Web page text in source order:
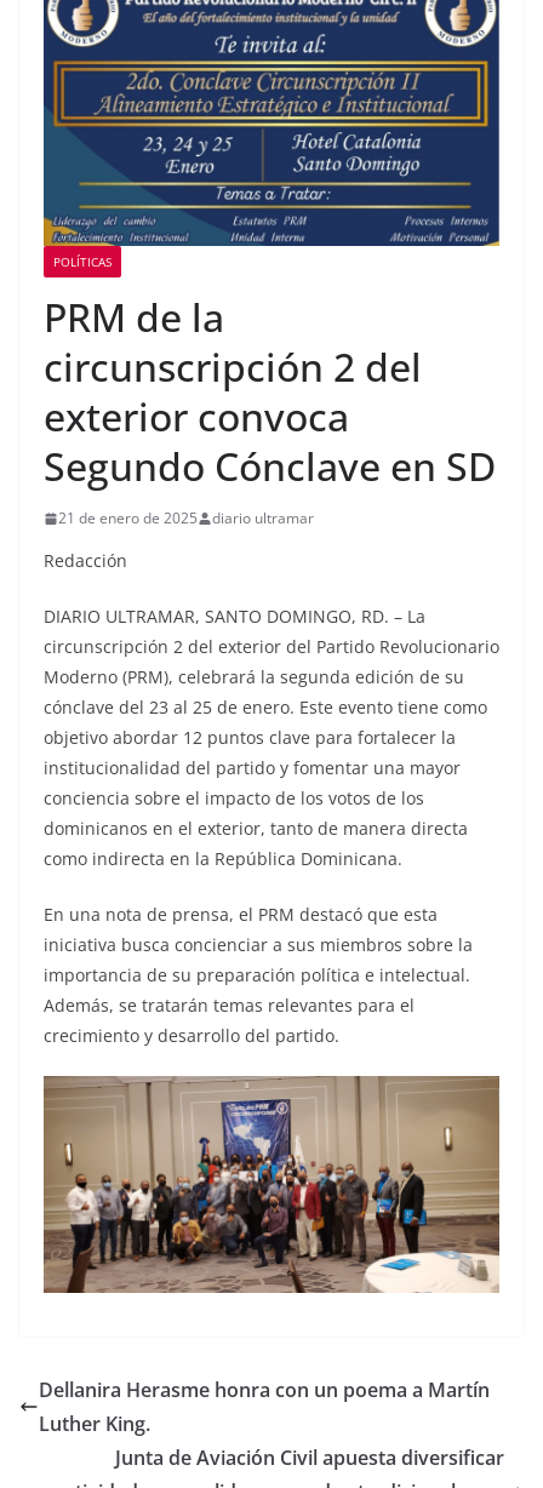
Consulado General de la
República Dominicana en
Miami y Broward
International University
suscriben acuerdo de
colaboración académica
POLÍTICAS
PRM de la
circunscripción 2 del
exterior convoca
Segundo Cónclave en SD
21 de enero de 2025 diario ultramar
Redacción
DIARIO ULTRAMAR, SANTO DOMINGO, RD. – La
circunscripción 2 del exterior del Partido Revolucionario
Moderno (PRM), celebrará la segunda edición de su
cónclave del 23 al 25 de enero. Este evento tiene como
objetivo abordar 12 puntos clave para fortalecer la
institucionalidad del partido y fomentar una mayor
conciencia sobre el impacto de los votos de los
dominicanos en el exterior, tanto de manera directa
como indirecta en la República Dominicana.
En una nota de prensa, el PRM destacó que esta
iniciativa busca concienciar a sus miembros sobre la
importancia de su preparación política e intelectual.
Además, se tratarán temas relevantes para el
crecimiento y desarrollo del partido.
Dellanira Herasme honra con un poema a Martín
Luther King.
Junta de Aviación Civil apuesta diversificar